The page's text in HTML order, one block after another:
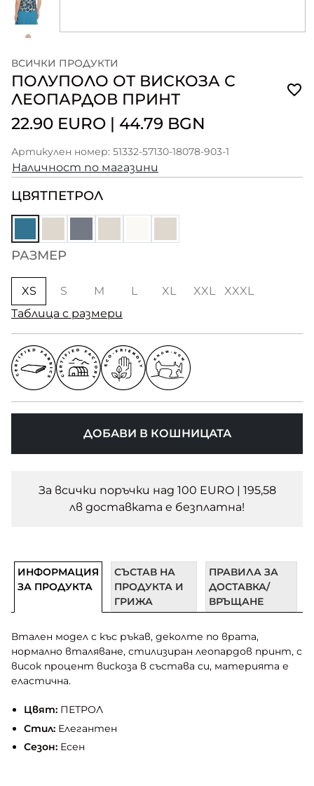
ВСИЧКИ ПРОДУКТИ
ПОЛУПОЛО ОТ ВИСКОЗА С
ЛЕОПАРДОВ ПРИНТ
22.90 EURO | 44.79 BGN
Артикулен номер: 51332-57130-18078-903-1
Наличност по магазини
ЦВЯТПЕТРОЛ
РАЗМЕР
XS S M L XL XXL
XXXL
Таблица с размери
ДОБАВИ В КОШНИЦАТА
За всички поръчки над 100 EURO | 195,58
лв доставката e безплатна!
ИНФОРМАЦИЯ
ЗА ПРОДУКТА
СЪСТАВ НА
ПРОДУКТА И
ГРИЖА
ПРАВИЛА ЗА
ДОСТАВКА/
ВРЪЩАНЕ
Втален модел с къс ръкав, деколте по врата,
нормално вталяване, стилизиран леопардов принт, с
висок процент вискоза в състава си, материята е
еластична.
Цвят:ПЕТРОЛ
Стил:Елегантен
Сезон:Есен